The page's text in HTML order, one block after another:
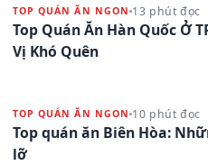
TOP QUÁN ĂN NGON 13 phút đọc
Top Quán Ăn Hàn Quốc Ở
Vị Khó Quên
TOP QUÁN ĂN NGON 10 phút đọc
Top quán ăn Biên Hòa:
lỡ